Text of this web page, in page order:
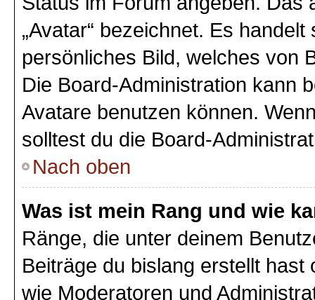
„Avatar“ bezeichnet. Es
persönliches Bild, welches von
Die Board-Administration kann
Avatare benutzen können.
solltest du die Board-
Nach oben
Was ist mein Rang und wie
Ränge, die unter deinem
Beiträge du bislang erstellt
wie Moderatoren und